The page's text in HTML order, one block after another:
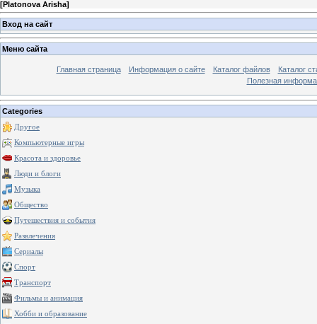
[Platonova Arisha]
Вход на сайт
Меню сайта
Главная страница Информация о сайте Каталог файлов
Каталог
Полезная
Categories
Другое
Компьютерные игры
Красота и здоровье
Люди и блоги
Музыка
Общество
Путешествия и события
Развлечения
Сериалы
Спорт
Транспорт
Фильмы и анимация
Хобби и образование